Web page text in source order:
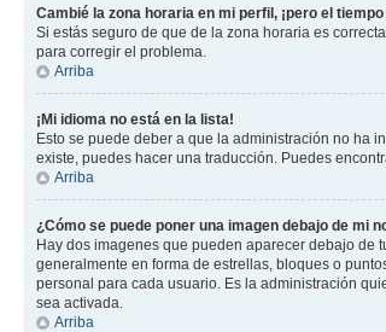
Cambié la zona horaria en mi perfil, ¡pero el
Si estás seguro de que de la zona horaria es
para corregir el problema.
Arriba
¡Mi idioma no está en la lista!
Esto se puede deber a que la administración no ha
existe, puedes hacer una traducción. Puedes
Arriba
¿Cómo se puede poner una imagen debajo de mi
Hay dos imagenes que pueden aparecer debajo de
generalmente en forma de estrellas, bloques o
personal para cada usuario. Es la administración
sea activada.
Arriba